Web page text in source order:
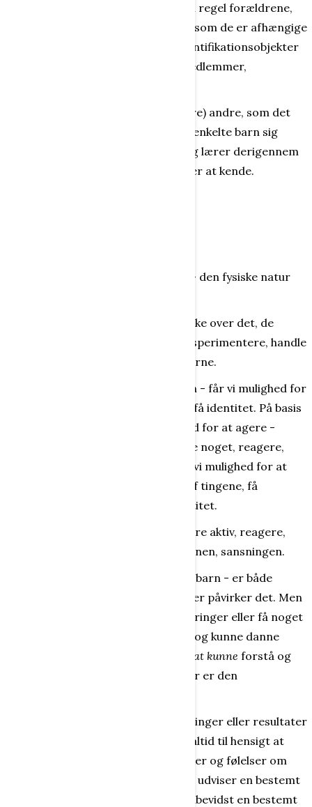
flere mennesker i dets nærhed, som regel forældrene,
som de beundrer eller ser op til, og som de er afhængige
af. Men der kan også være gode identifikationsobjekter
blandt andre børn, blandt familiemedlemmer,
Ved at iagttage og efterligne (imitere) andre, som det
beundrer og holder af, tilegner det enkelte barn sig
langsomt sin personlige identitet og lærer derigennem
sig selv og sine stærke og svage sider at kende.
De vil vide noget om alt det, de ser - den fysiske natur
De vil også gerne snakke om og tænke over det, de
opdager. Og de vil gerne lege og eksperimentere, handle
og udføre projekter med opdagelserne.
Gennem perceptionen - sansningen - får vi mulighed for
at finde os selv, finde ud af tingene, få identitet. På basis
af perceptionen får barnet mulighed for at agere -
aktion og reaktion - være aktiv, gøre noget, reagere,
udføre projekter. Når vi sanser, får vi mulighed for at
mærke os selv og verden, finde ud af tingene, få
erkendelse og derved opnå en identitet.
Adfærd er at handle og agere, at være aktiv, reagere,
"gøre noget" - på basis af perceptionen, sansningen.
Det enkelte menneske - det enkelte barn - er både
ubevidst og bevidst om de sanser, der påvirker det. Men
det er længslen efter at finde forklaringer eller få noget
og kunne danne
almene generaliseringer, samt at kunne forstå og
, der er den
En bestemt adfærd, bestemte handlinger eller resultater
og konsekvenser af handlinger har altid til hensigt at
vække andres opmærksomhed, tanker og følelser om
noget bestemt. Den, der handler og udviser en bestemt
adfærd, udtrykker både bevidst og ubevidst en bestemt